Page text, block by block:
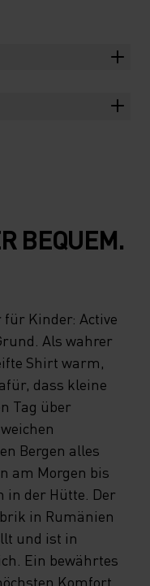
BEQUEM.
für Kinder: Active
Als wahrer
Shirt warm,
dass kleine
Tag über
Bergen alles
am Morgen bis
in der Hütte. Der
in Rumänien
und ist in
Ein bewährtes
Komfort